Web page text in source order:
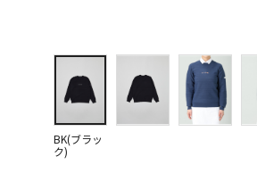
BK(ブラッ
ク)